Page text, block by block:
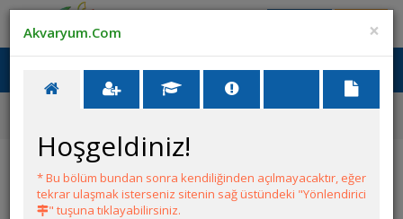
Ana Menü
Yeni Üye Forumu
👋 Yeni Gelenler Buradan Merhaba Desin
YANIT YAZ Git
×
Akvaryum.Com
Hoşgeldiniz!
* Bu bölüm bundan sonra kendiliğinden açılmayacaktır, eğer
tekrar ulaşmak isterseniz sitenin sağ üstündeki "Yönlendirici
" tuşuna tıklayabilirsiniz.